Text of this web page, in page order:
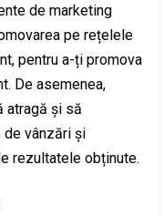
de marketing
pe rețelele
pentru a-ți promova
De asemenea,
atragă și să
vânzări și
rezultatele obținute.